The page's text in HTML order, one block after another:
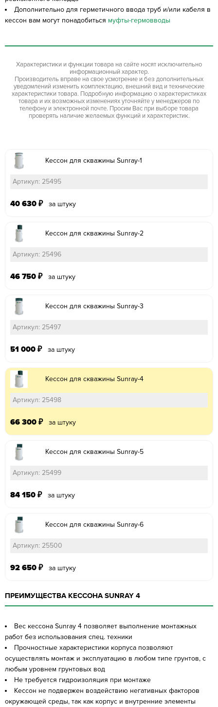
Дополнительно для герметичного ввода труб и/или кабеля в
кессон вам могут понадобиться муфты-гермовводы
Характеристики и функции товара на сайте носят исключительно
информационный характер.
Производитель вправе на свое усмотрение и без дополнительных
уведомлений изменить комплектацию, внешний вид и технические
характеристики товара. Подробную информацию о характеристиках
товара и их возможных изменениях уточняйте у менеджеров по
телефону и электронной почте. Просим Вас при выборе товара
проверять наличие желаемых функций и характеристик.
Кессон для скважины Sunray-1
Артикул: 25495
40 630 ₽ за штуку
Кессон для скважины Sunray-2
Артикул: 25496
46 750 ₽ за штуку
Кессон для скважины Sunray-3
Артикул: 25497
51 000 ₽ за штуку
Кессон для скважины Sunray-4
Артикул: 25498
66 300 ₽ за штуку
Кессон для скважины Sunray-5
Артикул: 25499
84 150 ₽ за штуку
Кессон для скважины Sunray-6
Артикул: 25500
92 650 ₽ за штуку
ПРЕИМУЩЕСТВА КЕССОНА SUNRAY 4
Вес кессона Sunray 4 позволяет выполнение монтажных
работ без использования спец. техники
Прочностные характеристики корпуса позволяют
осуществлять монтаж и эксплуатацию в любом типе грунтов, с
любым уровнем грунтовых вод
Не требуется гидроизоляция при монтаже
Кессон не подвержен воздействию негативных факторов
окружающей среды, так как корпус и внутренние элементы